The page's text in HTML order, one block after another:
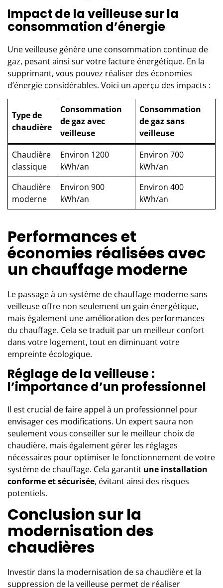
Impact de la veilleuse sur la
consommation d’énergie
Une veilleuse génère une consommation continue de
gaz, pesant ainsi sur votre facture énergétique. En la
supprimant, vous pouvez réaliser des économies
d’énergie considérables. Voici un aperçu des impacts :
Type de
chaudière
Consommation
de gaz avec
veilleuse
Consommation
de gaz sans
veilleuse
Chaudière
classique
Environ 1200
kWh/an
Environ 700
kWh/an
Chaudière
moderne
Environ 900
kWh/an
Environ 400
kWh/an
Performances et
économies réalisées avec
un chauffage moderne
Le passage à un système de chauffage moderne sans
veilleuse offre non seulement un gain énergétique,
mais également une amélioration des performances
du chauffage. Cela se traduit par un meilleur confort
dans votre logement, tout en diminuant votre
empreinte écologique.
Réglage de la veilleuse :
l’importance d’un professionnel
Il est crucial de faire appel à un professionnel pour
envisager ces modifications. Un expert saura non
seulement vous conseiller sur le meilleur choix de
chaudière, mais également gérer les réglages
nécessaires pour optimiser le fonctionnement de votre
système de chauffage. Cela garantit une installation
conforme et sécurisée, évitant ainsi des risques
potentiels.
Conclusion sur la
modernisation des
chaudières
Investir dans la modernisation de sa chaudière et la
suppression de la veilleuse permet de réaliser